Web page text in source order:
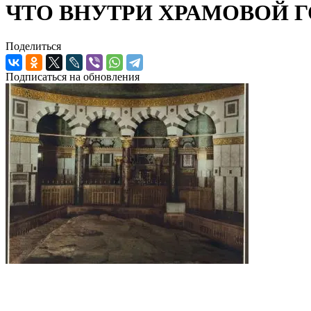
ЧТО ВНУТРИ ХРАМОВОЙ
Поделиться
Подписаться на обновления